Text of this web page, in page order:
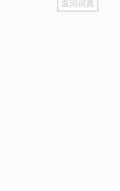
top
返回词典